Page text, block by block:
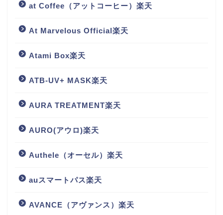
at Coffee（アットコーヒー）楽天
At Marvelous Official楽天
Atami Box楽天
ATB-UV+ MASK楽天
AURA TREATMENT楽天
AURO(アウロ)楽天
Authele（オーセル）楽天
auスマートパス楽天
AVANCE（アヴァンス）楽天